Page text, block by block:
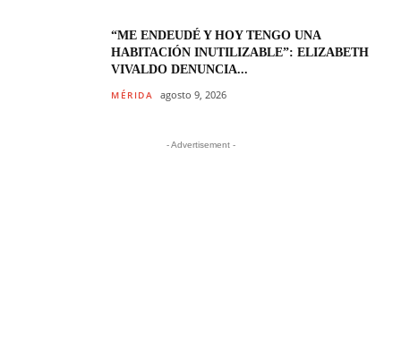
“ME ENDEUDÉ Y HOY TENGO UNA
HABITACIÓN INUTILIZABLE”: ELIZABETH
VIVALDO DENUNCIA...
MÉRIDA agosto 9, 2026
- Advertisement -